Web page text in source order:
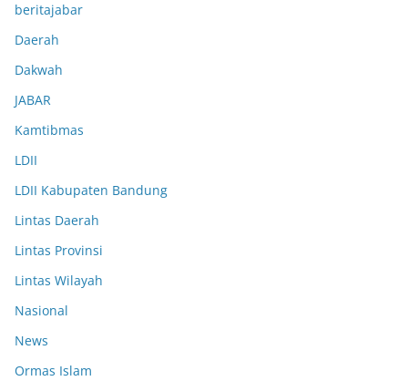
beritajabar
Daerah
Dakwah
JABAR
Kamtibmas
LDII
LDII Kabupaten Bandung
Lintas Daerah
Lintas Provinsi
Lintas Wilayah
Nasional
News
Ormas Islam